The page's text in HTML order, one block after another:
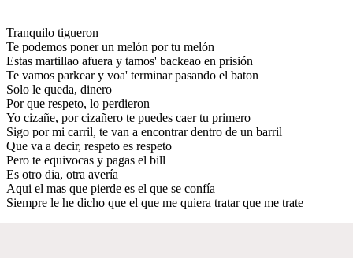
Tranquilo tigueron
Te podemos poner un melón por tu melón
Estas martillao afuera y tamos' backeao en prisión
Te vamos parkear y voa' terminar pasando el baton
Solo le queda, dinero
Por que respeto, lo perdieron
Yo cizañe, por cizañero te puedes caer tu primero
Sigo por mi carril, te van a encontrar dentro de un barril
Que va a decir, respeto es respeto
Pero te equivocas y pagas el bill
Es otro dia, otra avería
Aqui el mas que pierde es el que se confía
Siempre le he dicho que el que me quiera tratar que me trate